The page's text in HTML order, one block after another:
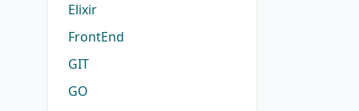
Elixir
FrontEnd
GIT
GO